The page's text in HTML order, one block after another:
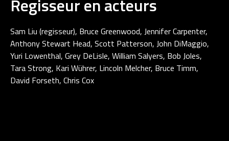
Regisseur en acteurs
Sam Liu (regisseur), Bruce Greenwood, Jennifer Carpenter,
Anthony Stewart Head, Scott Patterson, John DiMaggio,
Yuri Lowenthal, Grey DeLisle, William Salyers, Bob Joles,
Tara Strong, Kari Wührer, Lincoln Melcher, Bruce Timm,
David Forseth, Chris Cox